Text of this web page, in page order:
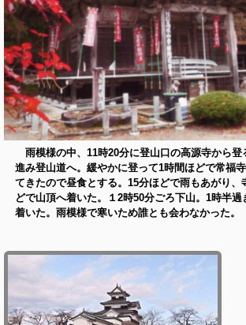
雨模様の中、11時20分に登山口の高源寺から登
進み登山道へ。緩やかに登って1時間ほどで常福
てきたので昼食とする。15分ほどで雨もあがり、
どで山頂へ着いた。１2時50分ごろ下山。1時半
着いた。雨模様で寒いため誰とも会わなかった。